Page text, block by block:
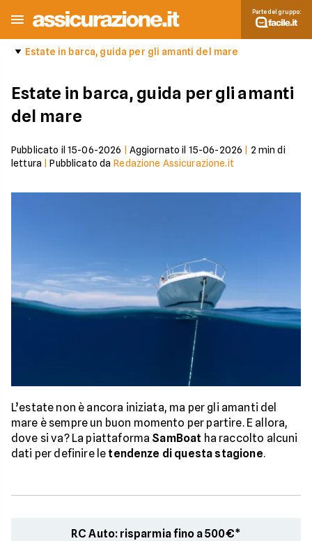
Parte del gruppo:
Estate in barca, guida per gli amanti del mare
Estate in barca, guida per gli amanti
del mare
Pubblicato il 15-06-2026 Aggiornato il 15-06-2026 2 min di
lettura |Pubblicato da Redazione Assicurazione.it
L’estate non è ancora iniziata, ma per gli amanti del
mare è sempre un buon momento per partire. E allora,
dove si va? La piattaforma SamBoat ha raccolto alcuni
dati per definire le tendenze di questa stagione.
RC Auto: risparmia fino a 500€*